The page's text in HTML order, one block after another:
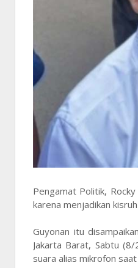
Pengamat Politik,
karena menjadikan
Guyonan itu
Jakarta Barat, Sabtu
suara alias mikrofon